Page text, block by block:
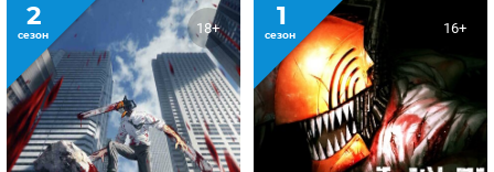
2
сезон 18+ 1
сезон 16+